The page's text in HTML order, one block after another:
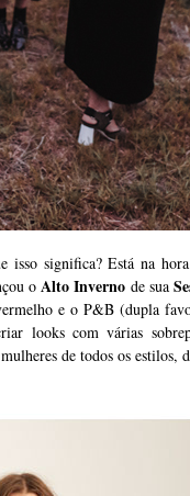
isso significa? Está na
oAlto Inverno de sua
e o P&B (dupla
looks com várias
de todos os